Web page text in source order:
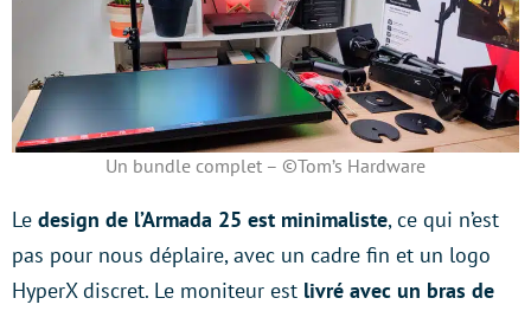
Un bundle complet – ©Tom’s Hardware
Le design de l’Armada 25 est minimaliste, ce qui n’est
pas pour nous déplaire, avec un cadre fin et un logo
HyperX discret. Le moniteur est livré avec un bras de